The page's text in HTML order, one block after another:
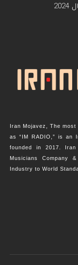
Iran Mojavez, The
as “IM RADIO,” is an
founded in 2017.
Musicians Company
Industry to World